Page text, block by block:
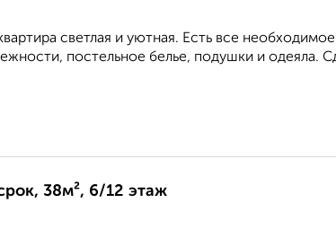
светлая и уютная. Есть все
постельное белье, подушки и одеяла.
38м², 6/12 этаж